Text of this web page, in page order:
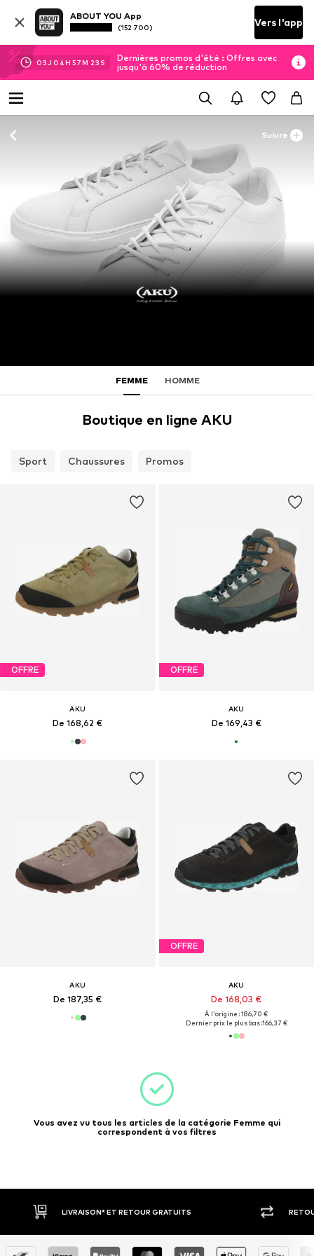
ABOUT YOU App
(152 700) Vers l'app
03J 04H 57M 23 S
Dernières promos d'été : Offres avec
jusqu'à 60% de réduction
Suivre
FEMME HOMME
Boutique en ligne AKU
Sport Chaussures Promos
OFFRE
AKU
De 168,62 €
OFFRE
AKU
De 169,43 €
AKU
De 187,35 €
OFFRE
AKU
De 168,03 €
À l'origine : 186,70 €
Dernier prix le plus bas :166,37 €
Vous avez vu tous les articles de la catégorie Femme qui
correspondent à vos filtres
LIVRAISON* ET RETOUR GRATUITS